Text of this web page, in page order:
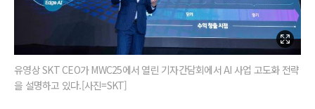
유영상 SKT CEO가 MWC25에서 열린 기자간담회에서 AI 사업 고도화 전략
을 설명하고 있다.[사진=SKT]